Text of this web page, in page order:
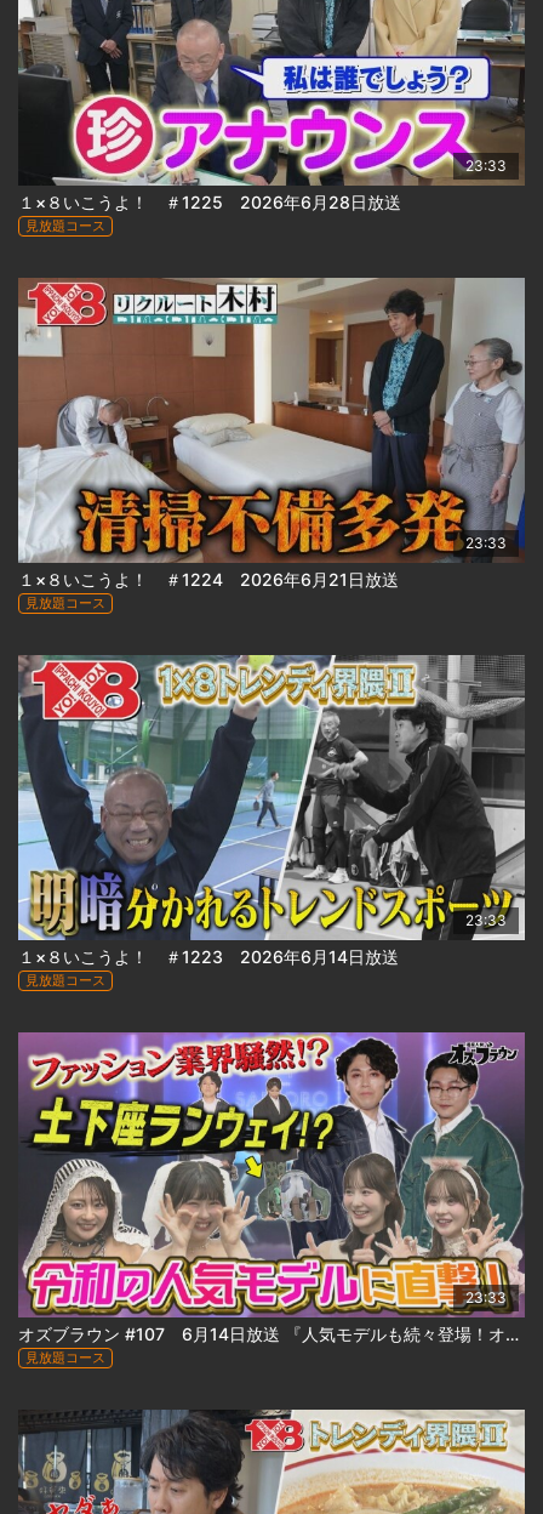
23:33
１×８いこうよ！ ＃1225 2026年6月28日放送
見放題コース
23:33
１×８いこうよ！ ＃1224 2026年6月21日放送
見放題コース
23:33
１×８いこうよ！ ＃1223 2026年6月14日放送
見放題コース
23:33
オズブラウン #107 6月14日放送 『人気モデルも続々登場！オズワルド札幌コレクション出陣 』
見放題コース